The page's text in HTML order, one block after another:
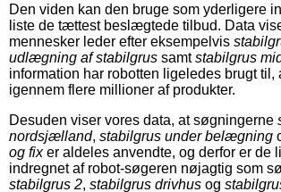
Den viden kan den bruge som yderligere
liste de tættest beslægtede tilbud. Data
mennesker leder efter eksempelvis
udlægning af stabilgrus samtstabilgrus
information har robotten ligeledes brugt til,
igennem flere millioner af produkter.
Desuden viser vores data, at søgningerne
nordsjælland, stabilgrus under belægning
og fixer aldeles anvendte, og derfor er de
indregnet af robot-søgeren nøjagtig som
stabilgrus 2, stabilgrus drivhus og